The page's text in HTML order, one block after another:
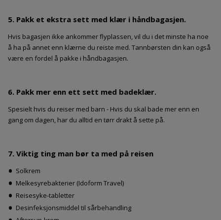
5. Pakk et ekstra sett med klær i håndbagasjen.
Hvis bagasjen ikke ankommer flyplassen, vil du i det minste ha noe
å ha på annet enn klærne du reiste med. Tannbørsten din kan også
være en fordel å pakke i håndbagasjen.
6. Pakk mer enn ett sett med badeklær.
Spesielt hvis du reiser med barn - Hvis du skal bade mer enn en
gang om dagen, har du alltid en tørr drakt å sette på.
7. Viktig ting man bør ta med på reisen
Solkrem
Melkesyrebakterier (Idoform Travel)
Reisesyke-tabletter
Desinfeksjonsmiddel til sårbehandling